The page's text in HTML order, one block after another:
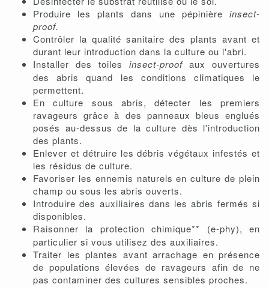
Produire les plants dans une pépinière insect-
proof.
Contrôler la qualité sanitaire des plants avant et
durant leur introduction dans la culture ou l'abri.
Installer des
toiles insect-proofaux ouvertures
des abris quand les conditions climatiques le
permettent.
En culture sous abris, détecter les premiers
ravageurs grâce à des panneaux bleus englués
posés au-dessus de la culture dès l'introduction
des plants.
Enlever et détruire les débris végétaux infestés et
les résidus de culture.
Favoriser les ennemis naturels en culture de plein
champ ou sous les abris ouverts.
Introduire des auxiliaires dans les abris fermés si
disponibles.
Raisonner la
protection chimique** (e-phy), en
particulier si vous utilisez des auxiliaires.
Traiter les plantes avant arrachage en présence
de populations élevées de ravageurs afin de ne
pas contaminer des cultures sensibles proches.